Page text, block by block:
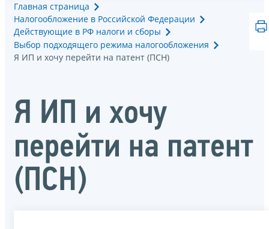
Главная страница
Налогообложение в Российской Федерации
Действующие в РФ налоги и сборы
Выбор подходящего режима налогообложения
Я ИП и хочу перейти на патент (ПСН)
Я ИП и хочу
перейти на патент
(ПСН)